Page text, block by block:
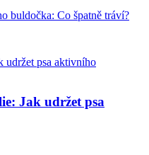
buldočka: Co špatně tráví?
Jak udržet psa